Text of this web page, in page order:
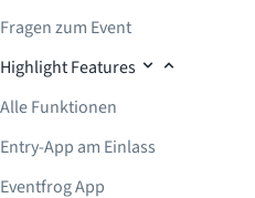
Fragen zum Event
Highlight Features
Alle Funktionen
Entry-App am Einlass
Eventfrog App